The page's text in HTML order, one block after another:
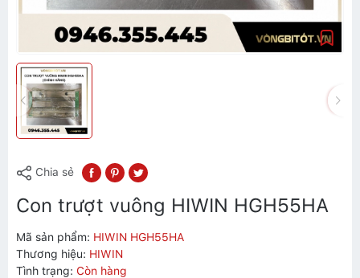
Chia sẻ
Con trượt vuông HIWIN HGH55HA
Mã sản phẩm: HIWIN HGH55HA
Thương hiệu: HIWIN
Tình trạng: Còn hàng